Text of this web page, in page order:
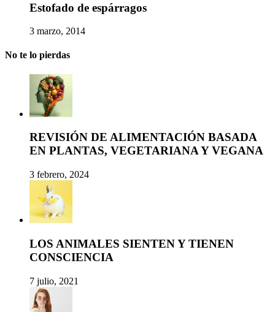
Estofado de espárragos
3 marzo, 2014
No te lo pierdas
REVISIÓN DE ALIMENTACIÓN BASADA
EN PLANTAS, VEGETARIANA Y VEGANA
3 febrero, 2024
LOS ANIMALES SIENTEN Y TIENEN
CONSCIENCIA
7 julio, 2021